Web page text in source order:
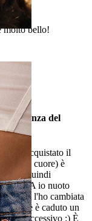
molto bello!
la danza del
Ho acquistato il
e il cuore) è
quindi
MA io nuoto
e non l'ho cambiata
fine è caduto un
il successivo :) È